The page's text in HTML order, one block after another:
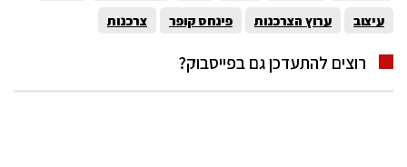
עיצוב
ערוץ הצרכנות פינחס קופר צרכנות
רוצים להתעדכן גם בפייסבוק?